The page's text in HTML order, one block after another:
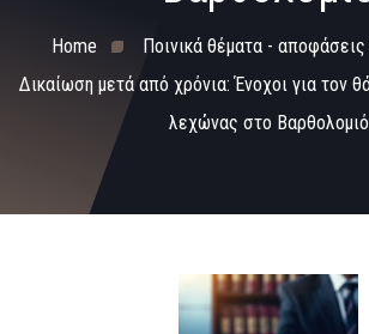
Home
Ποινικά θέματα - αποφάσεις
Δικαίωση μετά από χρόνια: Ένοχοι για τον
λεχώνας στο Βαρθολομιό